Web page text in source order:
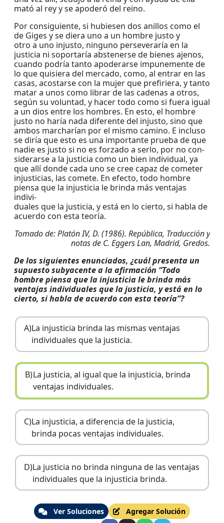
mató al rey y se apoderó del reino.
Por consiguiente, si hubiesen dos anillos como el
de Giges y se diera uno a un hombre justo y
otro a uno injusto, ninguno perseveraría en la
justicia ni soportaría abstenerse de bienes ajenos,
cuando podría tanto apoderarse impunemente de
lo que quisiera del mercado, como, al entrar en las
casas, acostarse con la mujer que prefiriera, y tanto
matar a unos como librar de las cadenas a otros,
según su voluntad, y hacer todo como si fuera igual
a un dios entre los hombres. En esto, el hombre
justo no haría nada diferente del injusto, sino que
ambos marcharían por el mismo camino. E incluso
se diría que esto es una importante prueba de que
nadie es justo si no es forzado a serlo, por no con-
siderarse a la justicia como un bien individual, ya
que allí donde cada uno se cree capaz de cometer
injusticias, las comete. En efecto, todo hombre
piensa que la injusticia le brinda más ventajas
indivi-
duales que la justicia, y está en lo cierto, si habla de
acuerdo con esta teoría.
Tomado de: Platón IV, D. (1986). República, Traducción y
notas de C. Eggers Lan, Madrid, Gredos.
De los siguientes enunciados, ¿cuál presenta un
supuesto subyacente a la afirmación “Todo
hombre piensa que la injusticia le brinda más
ventajas individuales que la justicia, y está en lo
cierto, si habla de acuerdo con esta teoría”?
A)La injusticia brinda las mismas ventajas
individuales que la justicia.
B)La justicia, al igual que la injusticia, brinda
ventajas individuales.
C)La injusticia, a diferencia de la justicia,
brinda pocas ventajas individuales.
D)La justicia no brinda ninguna de las ventajas
individuales que la injusticia brinda.
Ver Soluciones Agregar Solución